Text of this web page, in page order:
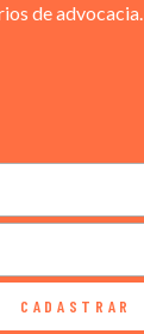
de advocacia.
CADASTRAR